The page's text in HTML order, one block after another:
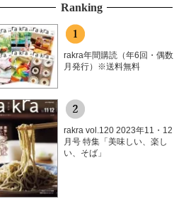
Ranking
rakra年間購読（年6回・偶数
月発行）※送料無料
rakra vol.120 2023年11・12
月号 特集「美味しい、楽し
い、そば」